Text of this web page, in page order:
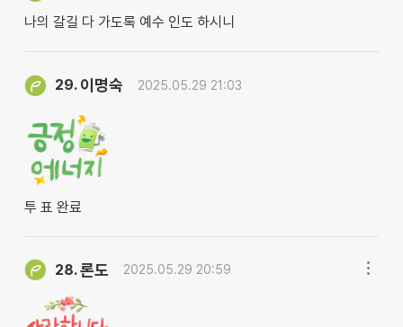
나의 갈길 다 가도록 예수 인도 하시니
29. 이명숙 2025.05.29 21:03
투 표 완료
28.론도 2025.05.29 20:59